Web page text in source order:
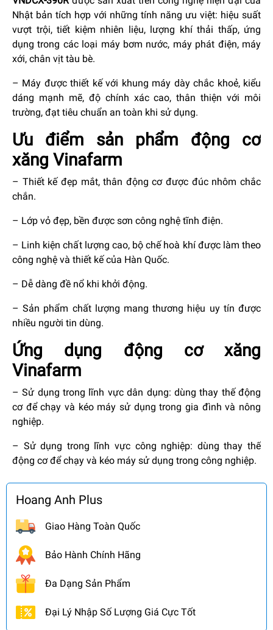
Nhật bản tích hợp với những tính năng ưu việt: hiệu suất
vượt trội, tiết kiệm nhiên liệu, lượng khí thải thấp, ứng
dụng trong các loại máy bơm nước, máy phát điện, máy
xới, chân vịt tàu bè.
– Máy được thiết kế với khung máy dày chắc khoẻ, kiểu
dáng mạnh mẽ, độ chính xác cao, thân thiện với môi
trường, đạt tiêu chuẩn an toàn khi sử dụng.
Ưu điểm sản phẩm động cơ
xăng Vinafarm
– Thiết kế đẹp mắt, thân động cơ được đúc nhôm chắc
chắn.
– Lớp vỏ đẹp, bền được sơn công nghệ tĩnh điện.
– Linh kiện chất lượng cao, bộ chế hoà khí được làm theo
công nghệ và thiết kế của Hàn Quốc.
– Dễ dàng đề nổ khi khởi động.
– Sản phẩm chất lượng mang thương hiệu uy tín được
nhiều người tin dùng.
Ứng dụng động cơ xăng
Vinafarm
– Sử dụng trong lĩnh vực dân dụng: dùng thay thế động
cơ để chạy và kéo máy sử dụng trong gia đình và nông
nghiệp.
– Sử dụng trong lĩnh vực công nghiệp: dùng thay thế
động cơ để chạy và kéo máy sử dụng trong công nghiệp.
Hoang Anh Plus
Giao Hàng Toàn Quốc
Bảo Hành Chính Hãng
Đa Dạng Sản Phẩm
Đại Lý Nhập Số Lượng Giá Cực Tốt